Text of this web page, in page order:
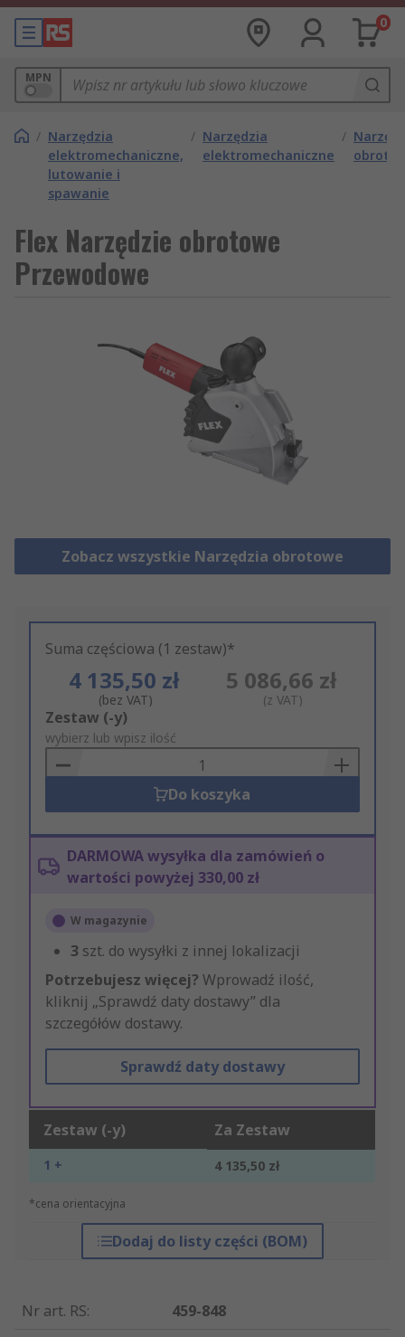
0
MPN
/ Narzędzia
elektromechaniczne,
lutowanie i
spawanie
/ Narzędzia
elektromechaniczne
/
Flex Narzędzie obrotowe
Przewodowe
Zobacz wszystkie Narzędzia obrotowe
Suma częściowa (1 zestaw)*
4 135,50 zł
(bez VAT)
5 086,66 zł
(z VAT)
Add
to
Basket
Zestaw (-y)
wybierz lub wpisz ilość
Do koszyka
DARMOWA wysyłka dla zamówień o
wartości powyżej 330,00 zł
W magazynie
3 szt. do wysyłki z innej lokalizacji
Potrzebujesz więcej? Wprowadź ilość,
kliknij „Sprawdź daty dostawy” dla
szczegółów dostawy.
Sprawdź daty dostawy
Zestaw (-y) Za Zestaw
1 + 4 135,50 zł
*cena orientacyjna
Dodaj do listy części (BOM)
Nr art. RS:
459-848